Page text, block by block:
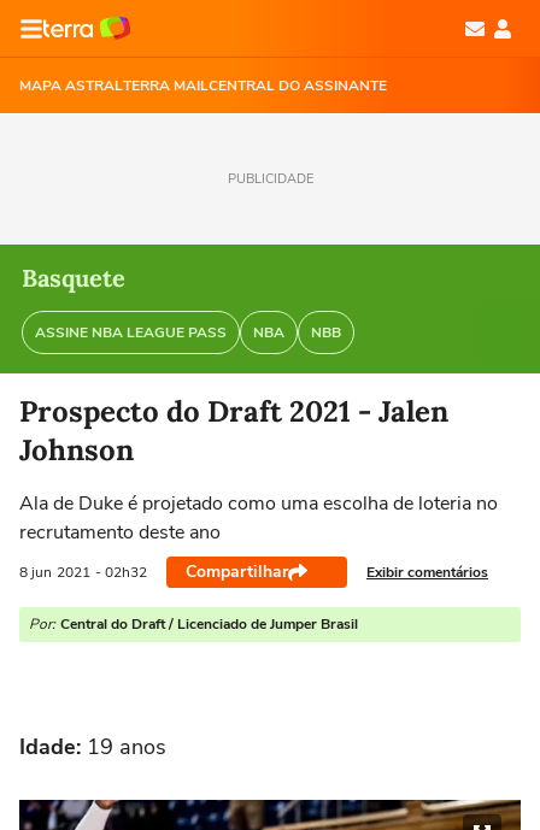
MAPA ASTRALTERRA MAILCENTRAL DO ASSINANTE
PUBLICIDADE
Basquete
ASSINE NBA LEAGUE PASS NBA NBB
Prospecto do Draft 2021 - Jalen
Johnson
Ala de Duke é projetado como uma escolha de loteria no
recrutamento deste ano
8 jun 2021 - 02h32 Compartilhar Exibir comentários
Por: Central do Draft / Licenciado de Jumper Brasil
Idade: 19 anos